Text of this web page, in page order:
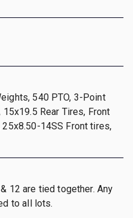
540 PTO, 3-Point
Rear Tires, Front
14SS Front tires,
12 are tied together. Any
to all lots.